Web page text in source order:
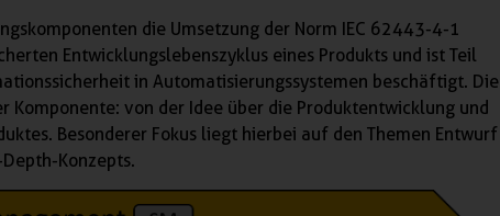
die Umsetzung der Norm IEC 62443-4-1
Entwicklungslebenszyklus eines Produkts und ist Teil
in Automatisierungssystemen beschäftigt. Die
von der Idee über die Produktentwicklung und
Besonderer Fokus liegt hierbei auf den Themen Entwurf
Konzepts.